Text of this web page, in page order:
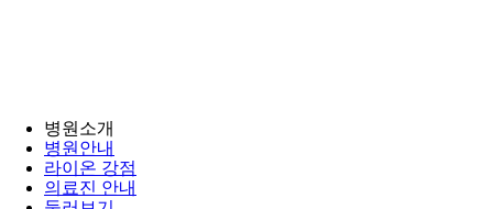
병원소개
병원안내
라이온 강점
의료진 안내